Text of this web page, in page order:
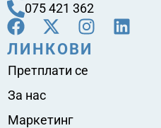
075 421 362
ЛИНКОВИ
Претплати се
За нас
Маркетинг